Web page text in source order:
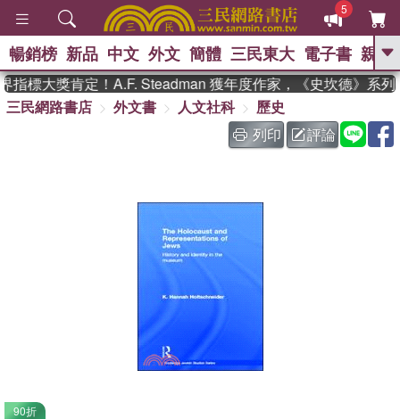
5
GO
熱搜： 東野圭吾 、
、 如果歷史是一群喵 、 暑期
國際布克獎 臺灣漫遊錄 、 方
暢銷榜 新品 中文 外文 簡體 三民東大 電子書 親子
標大獎肯定！A.F. Steadman 獲年度作家，《史坎德》系列
三民網路書店
外文書 人文社科
歷史
列印
評論
90折